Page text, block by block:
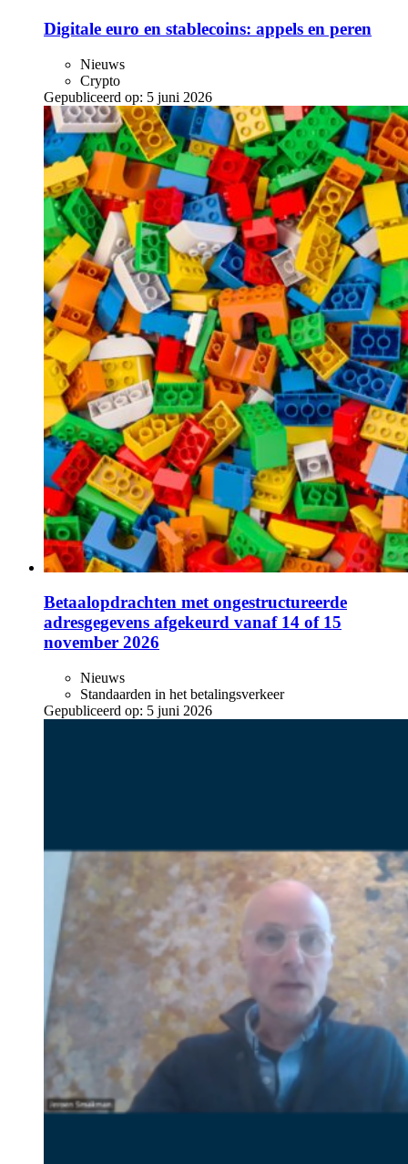
Digitale euro en stablecoins: appels en peren
Nieuws
Crypto
Gepubliceerd op: 5 juni 2026
Betaalopdrachten met ongestructureerde
adresgegevens afgekeurd vanaf 14 of 15
november 2026
Nieuws
Standaarden in het betalingsverkeer
Gepubliceerd op: 5 juni 2026